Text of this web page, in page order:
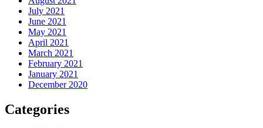
July 2021
June 2021
May 2021
April 2021
March 2021
February 2021
January 2021
December 2020
Categories